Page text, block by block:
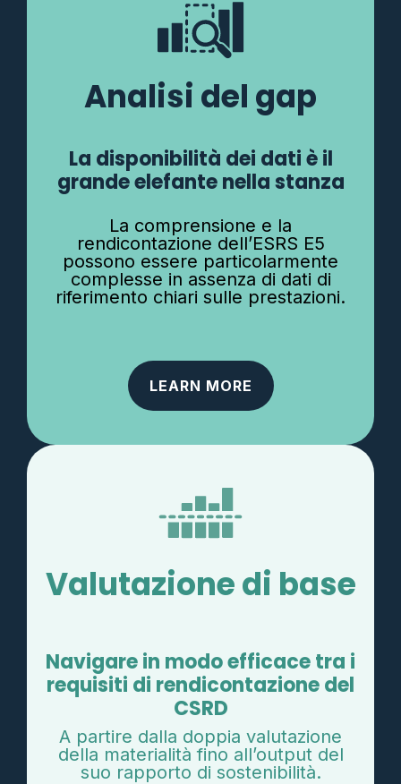
Analisi del gap
La disponibilità dei dati è il
grande elefante nella stanza
La comprensione e la
rendicontazione dell’ESRS E5
possono essere particolarmente
complesse in assenza di dati di
riferimento chiari sulle prestazioni.
LEARN MORE
Valutazione di base
Navigare in modo efficace tra i
requisiti di rendicontazione del
CSRD
A partire dalla doppia valutazione
della materialità fino all’output del
suo rapporto di sostenibilità.